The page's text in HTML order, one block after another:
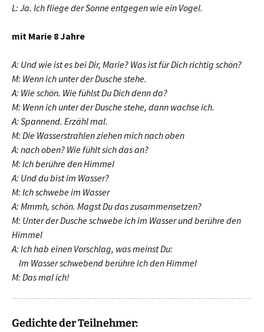
L: Ja. Ich fliege der Sonne entgegen wie ein Vogel.
mit Marie 8 Jahre
A: Und wie ist es bei Dir, Marie? Was ist für Dich richtig schön?
M: Wenn ich unter der Dusche stehe.
A: Wie schön. Wie fühlst Du Dich denn da?
M: Wenn ich unter der Dusche stehe, dann wachse ich.
A: Spannend. Erzähl mal.
M: Die Wasserstrahlen ziehen mich nach oben
A: nach oben? Wie fühlt sich das an?
M: Ich berühre den Himmel
A: Und du bist im Wasser?
M: Ich schwebe im Wasser
A: Mmmh, schön. Magst Du das zusammensetzen?
M: Unter der Dusche schwebe ich im Wasser und berühre den
Himmel
A: Ich hab einen Vorschlag, was meinst Du:
Im Wasser schwebend berühre ich den Himmel
M: Das mal ich!
Gedichte der Teilnehmer: